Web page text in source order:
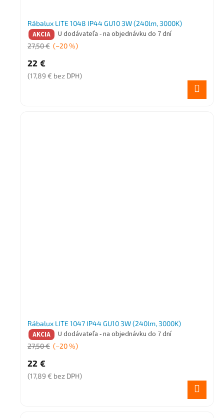
Rábalux LITE 1048 IP44 GU10 3W (240lm, 3000K)
AKCIA U dodávateľa - na objednávku do 7 dní
27,50 € (–20 %)
22 €
(17,89 € bez DPH)
Rábalux LITE 1047 IP44 GU10 3W (240lm, 3000K)
AKCIA U dodávateľa - na objednávku do 7 dní
27,50 € (–20 %)
22 €
(17,89 € bez DPH)